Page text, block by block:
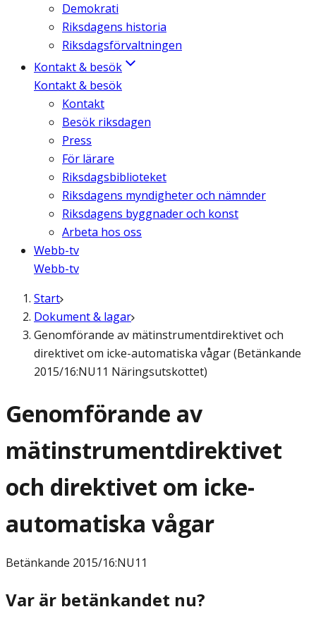
Demokrati
Riksdagens historia
Riksdagsförvaltningen
Kontakt & besök
Kontakt & besök
Kontakt
Besök riksdagen
Press
För lärare
Riksdagsbiblioteket
Riksdagens myndigheter och nämnder
Riksdagens byggnader och konst
Arbeta hos oss
Webb-tv
Webb-tv
Start
Dokument & lagar
Genomförande av mätinstrumentdirektivet och
direktivet om icke-automatiska vågar (Betänkande
2015/16:NU11 Näringsutskottet)
Genomförande av
mätinstrumentdirektivet
och direktivet om icke-
automatiska vågar
Betänkande 2015/16:NU11
Var är betänkandet nu?